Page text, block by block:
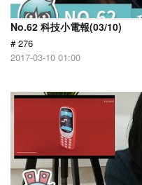
No.62 科技小電報(03/10)
# 276
2017-03-10 01:00